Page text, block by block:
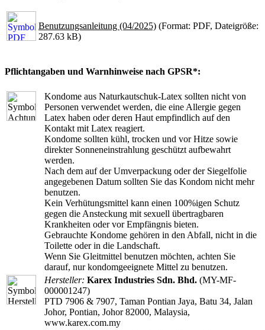
Benutzungsanleitung (04/2025) (Format: PDF, Dateigröße:
287.63 kB)
Pflichtangaben und Warnhinweise nach GPSR*:
Kondome aus Naturkautschuk-Latex sollten nicht von
Personen verwendet werden, die eine Allergie gegen
Latex haben oder deren Haut empfindlich auf den
Kontakt mit Latex reagiert.
Kondome sollten kühl, trocken und vor Hitze sowie
direkter Sonneneinstrahlung geschützt aufbewahrt
werden.
Nach dem auf der Umverpackung oder der Siegelfolie
angegebenen Datum sollten Sie das Kondom nicht mehr
benutzen.
Kein Verhütungsmittel kann einen 100%igen Schutz
gegen die Ansteckung mit sexuell übertragbaren
Krankheiten oder vor Empfängnis bieten.
Gebrauchte Kondome gehören in den Abfall, nicht in die
Toilette oder in die Landschaft.
Wenn Sie Gleitmittel benutzen möchten, achten Sie
darauf, nur kondomgeeignete Mittel zu benutzen.
Hersteller: Karex Industries Sdn. Bhd. (MY-MF-
000001247)
PTD 7906 & 7907, Taman Pontian Jaya, Batu 34, Jalan
Johor, Pontian, Johor 82000, Malaysia,
www.karex.com.my